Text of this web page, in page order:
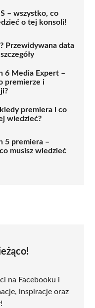
– wszystko, co
o tej konsoli!
Przewidywana data
6 Media Expert –
premierze i
premiera i co
wiedzieć?
5 premiera –
musisz wiedzieć
na Facebooku i
inspiracje oraz